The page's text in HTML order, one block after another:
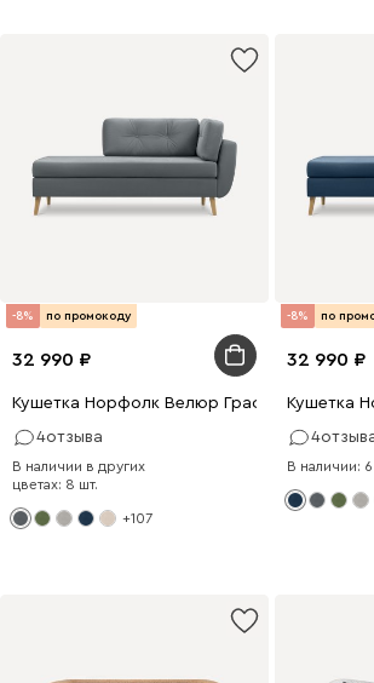
-8% по промокоду
32 990
Кушетка Норфолк Велюр Графитовый
4отзыва
В наличии в других
цветах: 8 шт.
+107
-8% по
32 990
Кушетка
4
В наличии: 6